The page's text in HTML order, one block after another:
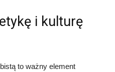
i kulturę
to ważny element